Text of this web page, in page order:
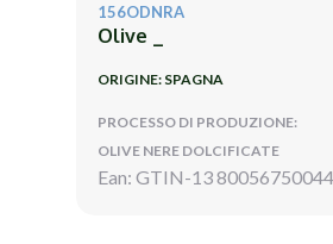
156ODNRA
Olive _
ORIGINE: SPAGNA
PROCESSO DI PRODUZIONE:
OLIVE NERE DOLCIFICATE
Ean: GTIN-13